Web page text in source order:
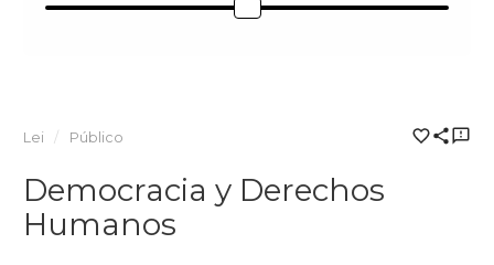
Lei Público
Democracia y Derechos
Humanos